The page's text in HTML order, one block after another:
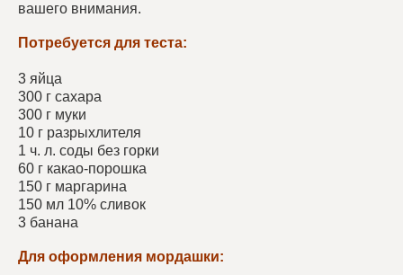
вашего внимания.
Потребуется для теста:
3 яйца
300 г сахара
300 г муки
10 г разрыхлителя
1 ч. л. соды без горки
60 г какао-порошка
150 г маргарина
150 мл 10% сливок
3 банана
Для оформления мордашки: